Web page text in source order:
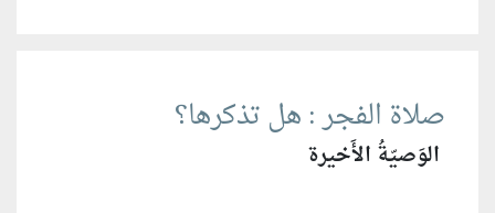
صلاة الفجر : هل تذكرها؟
الوَصيّةُ الأَخيرة